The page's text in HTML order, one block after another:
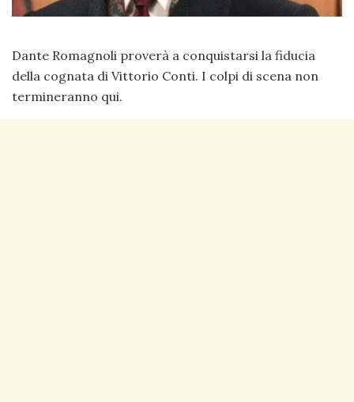
Dante Romagnoli proverà a conquistarsi la fiducia
della cognata di Vittorio Conti. I colpi di scena non
termineranno qui.